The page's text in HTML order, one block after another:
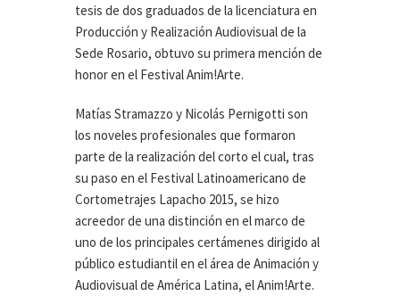
tesis de dos graduados de la licenciatura en
Producción y Realización Audiovisual de la
Sede Rosario, obtuvo su primera mención de
honor en el Festival Anim!Arte.
Matías Stramazzo y Nicolás Pernigotti son
los noveles profesionales que formaron
parte de la realización del corto el cual, tras
su paso en el Festival Latinoamericano de
Cortometrajes Lapacho 2015, se hizo
acreedor de una distinción en el marco de
uno de los principales certámenes dirigido al
público estudiantil en el área de Animación y
Audiovisual de América Latina, el Anim!Arte.